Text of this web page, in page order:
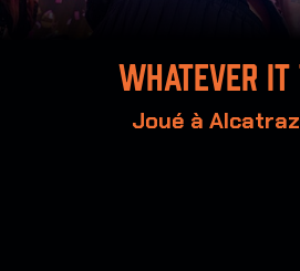
Whatever it
Joué à